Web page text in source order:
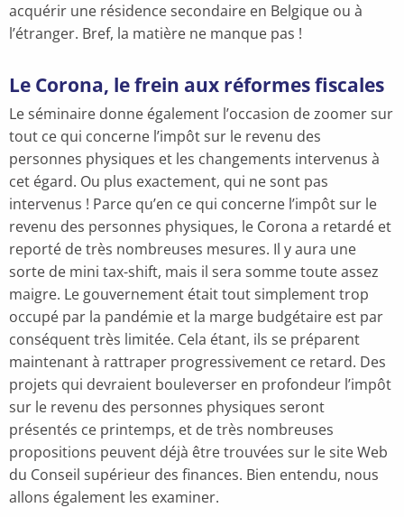
acquérir une résidence secondaire en Belgique ou à
l’étranger. Bref, la matière ne manque pas !
Le Corona, le frein aux réformes fiscales
Le séminaire donne également l’occasion de zoomer sur
tout ce qui concerne l’impôt sur le revenu des
personnes physiques et les changements intervenus à
cet égard. Ou plus exactement, qui ne sont pas
intervenus ! Parce qu’en ce qui concerne l’impôt sur le
revenu des personnes physiques, le Corona a retardé et
reporté de très nombreuses mesures. Il y aura une
sorte de mini tax-shift, mais il sera somme toute assez
maigre. Le gouvernement était tout simplement trop
occupé par la pandémie et la marge budgétaire est par
conséquent très limitée. Cela étant, ils se préparent
maintenant à rattraper progressivement ce retard. Des
projets qui devraient bouleverser en profondeur l’impôt
sur le revenu des personnes physiques seront
présentés ce printemps, et de très nombreuses
propositions peuvent déjà être trouvées sur le site Web
du Conseil supérieur des finances. Bien entendu, nous
allons également les examiner.